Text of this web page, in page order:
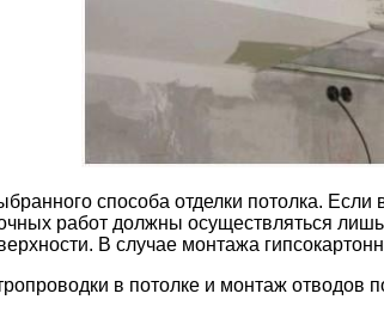
способа отделки потолка.
работ должны осуществляться
В случае монтажа
в потолке и монтаж отводов